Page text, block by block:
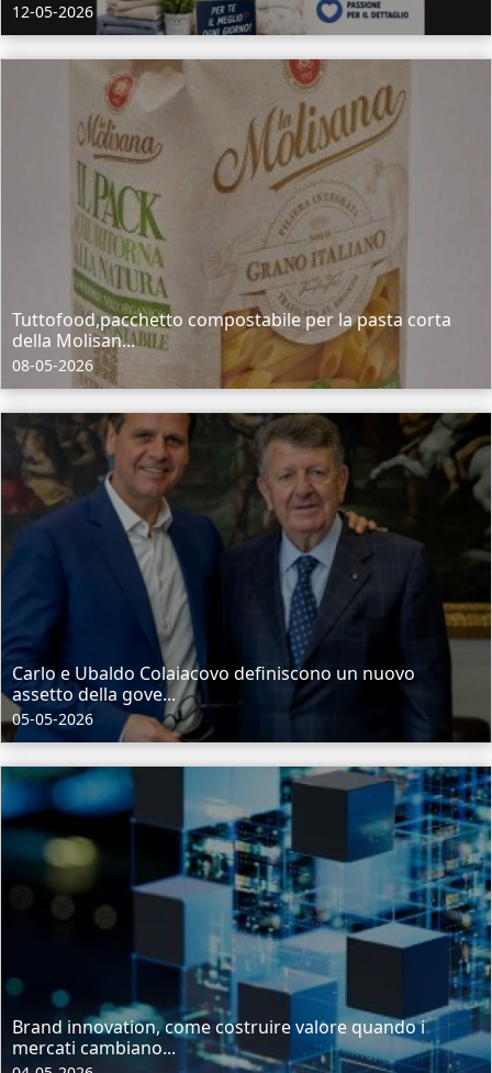
12-05-2026
Tuttofood,pacchetto compostabile per la pasta corta
della Molisan...
08-05-2026
Carlo e Ubaldo Colaiacovo definiscono un nuovo
assetto della gove...
05-05-2026
Brand innovation, come costruire valore quando i
mercati cambiano...